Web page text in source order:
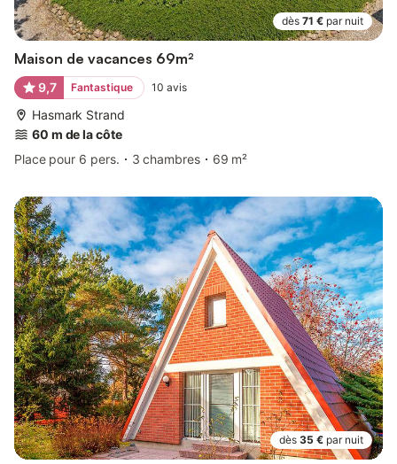
dès 71 € par nuit
Maison de vacances 69m²
9,7 Fantastique 10 avis
Hasmark Strand
60 m de la côte
Place pour 6 pers.
3 chambres 69 m²
dès 35 € par nuit